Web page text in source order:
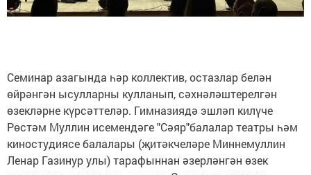
Семинар азагында һәр коллектив, остазлар белән
өйрәнгән ысулларны кулланып, сәхнәләштерелгән
өзекләрне күрсәттеләр. Гимназиядә эшләп килүче
Рөстәм Муллин исемендәге "Сәяр"балалар театры һәм
киностудиясе балалары (җитәкчеләре Миннемуллин
Ленар Газинур улы) тарафыннан әзерләнгән өзек